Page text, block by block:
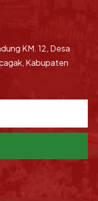
KM. 12, Desa
Kabupaten